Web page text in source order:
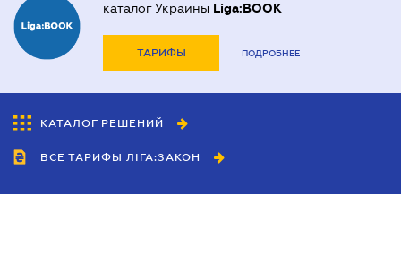
каталог Украины Liga:BOOK
ТАРИФЫ ПОДРОБНЕЕ
КАТАЛОГ РЕШЕНИЙ
ВСЕ ТАРИФЫ ЛІГА:ЗАКОН